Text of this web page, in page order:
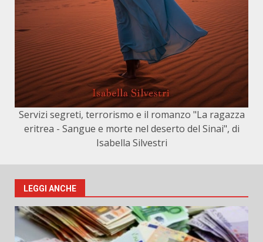
Servizi segreti, terrorismo e il romanzo "La ragazza
eritrea - Sangue e morte nel deserto del Sinai", di
Isabella Silvestri
LEGGI ANCHE